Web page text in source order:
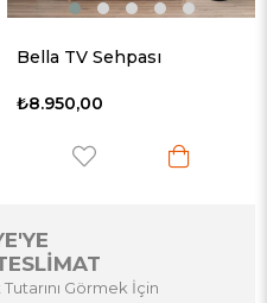
Bella TV Sehpası
₺8.950,00
Görmek İçin